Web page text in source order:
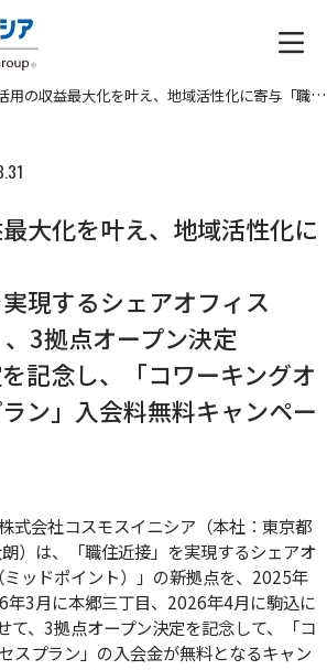
の収益最大化を叶え、地域活性化に寄与「職住近接」を…
大化を叶え、地域活性化に
実現するシェアオフィス
、3拠点オープン決定
記念し、「コワーキングオ
ン」入会料無料キャンペー
式会社コスモスイニシア（本社：東京都
）は、「職住近接」を実現するシェアオ
ッドポイント）」の新拠点を、2025年
3月に本郷三丁目、2026年4月に駒込に
て、3拠点オープン決定を記念して、「コ
スプラン」の入会金が無料となるキャン